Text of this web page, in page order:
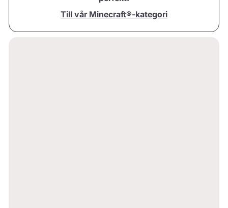
Till vår Minecraft®-kategori